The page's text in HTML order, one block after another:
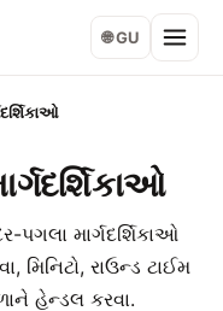
🌐 GU
પગલા માર્ગદર્શિકાઓ
મિનિટો, રાઉન્ડ ટાઈમ
હેન્ડલ કરવા.